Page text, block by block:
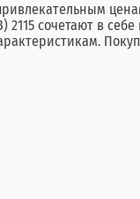
сочетают в